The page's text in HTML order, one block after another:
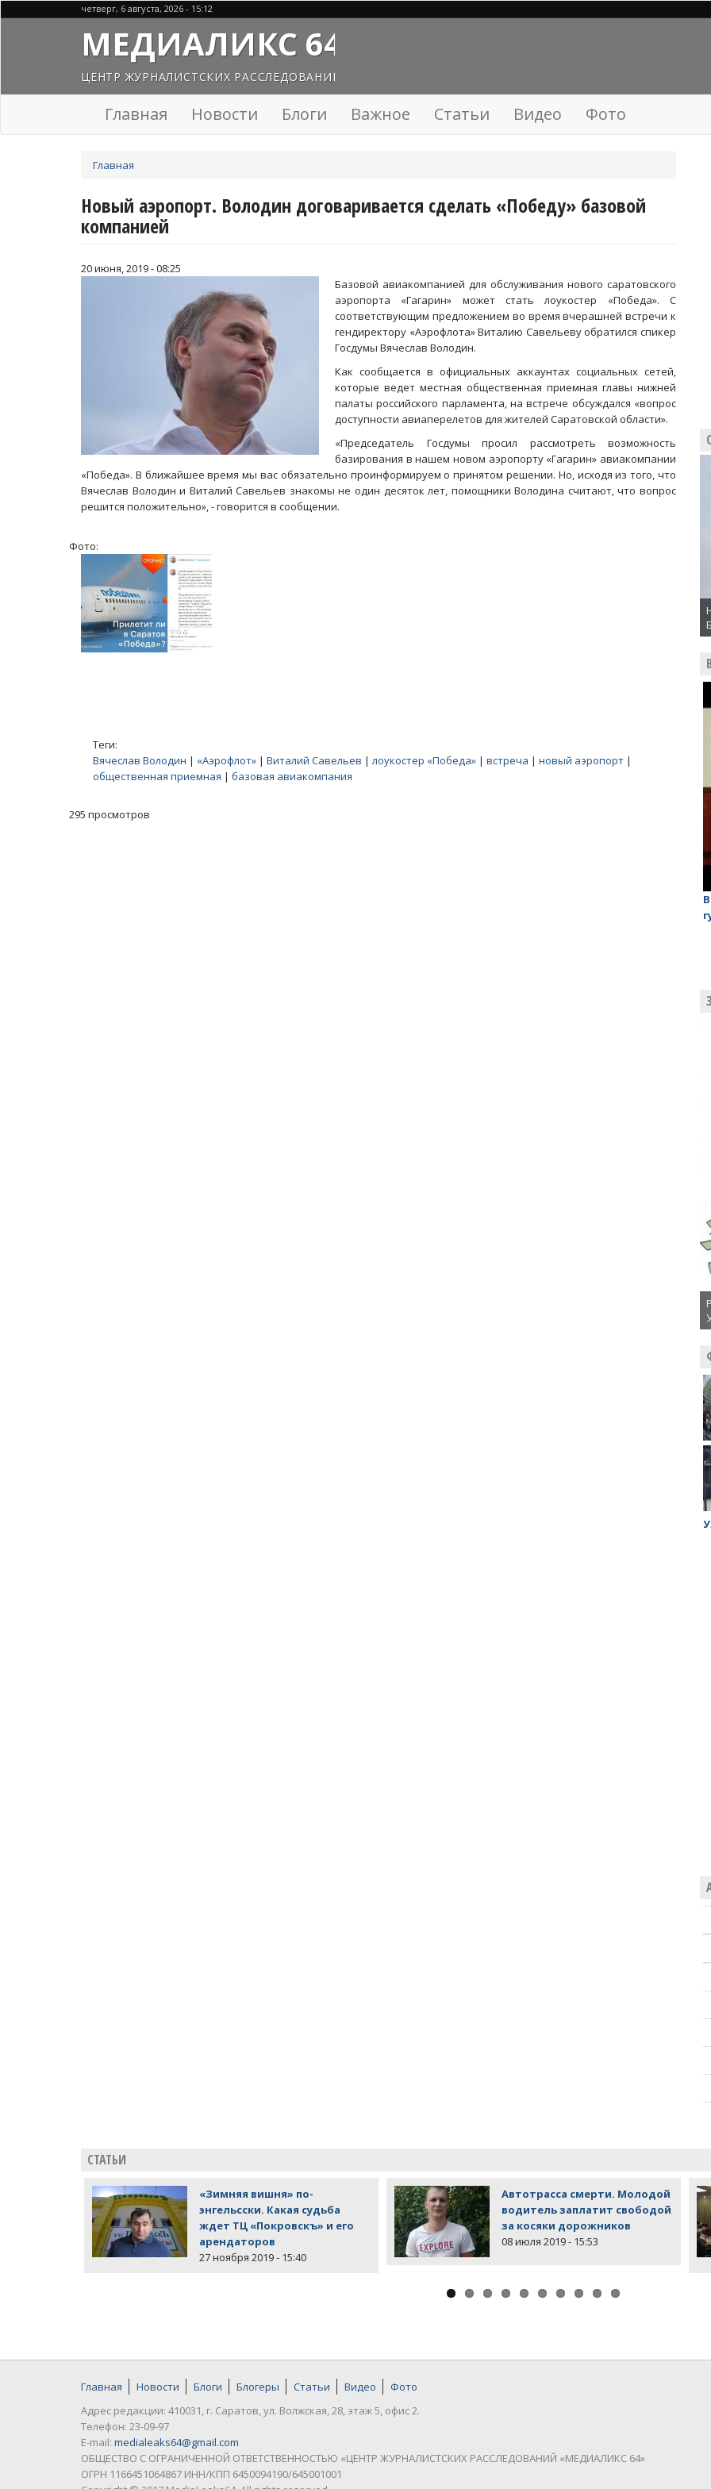
четверг, 6 августа, 2026 - 15:12
МЕДИАЛИКС 64
ЦЕНТР ЖУРНАЛИСТСКИХ РАССЛЕДОВАНИЙ
Главная Новости Блоги Важное Статьи Видео Фото
здесь
Главная
Новый аэропорт. Володин договаривается сделать «Победу» базовой
компанией
20 июня, 2019 - 08:25
Базовой авиакомпанией для обслуживания нового саратовского
аэропорта «Гагарин» может стать лоукостер «Победа». С
соответствующим предложением во время вчерашней встречи к
гендиректору «Аэрофлота» Виталию Савельеву обратился спикер
Госдумы Вячеслав Володин.
Как сообщается в официальных аккаунтах социальных сетей,
которые ведет местная общественная приемная главы нижней
палаты российского парламента, на встрече обсуждался «вопрос
доступности авиаперелетов для жителей Саратовской области».
«Председатель Госдумы просил рассмотреть возможность
базирования в нашем новом аэропорту «Гагарин» авиакомпании
«Победа». В ближайшее время мы вас обязательно проинформируем о принятом решении. Но, исходя из того, что
Вячеслав Володин и Виталий Савельев знакомы не один десяток лет, помощники Володина считают, что вопрос
решится положительно», - говорится в сообщении.
Фото:
Теги:
Вячеслав Володин | «Аэрофлот» | Виталий Савельев |лоукостер «Победа» | встреча | новый аэропорт |
общественная приемная | базовая авиакомпания
295 просмотров
СТАТЬИ
«Зимняя вишня» по-
энгельсски. Какая судьба
ждет ТЦ «Покровскъ» и его
арендаторов
27 ноября 2019 - 15:40
Автотрасса смерти. Молодой
водитель заплатит свободой
за косяки дорожников
08 июля 2019 - 15:53
Главная Новости Блоги Блогеры Статьи Видео
Фото
Адрес редакции: 410031, г. Саратов, ул. Волжская, 28, этаж 5, офис 2.
Телефон: 23-09-97
E-mail: medialeaks64@gmail.com
ОБЩЕСТВО С ОГРАНИЧЕННОЙ ОТВЕТСТВЕННОСТЬЮ «ЦЕНТР ЖУРНАЛИСТСКИХ РАССЛЕДОВАНИЙ «МЕДИАЛИКС 64»
ОГРН 1166451064867 ИНН/КПП 6450094190/645001001